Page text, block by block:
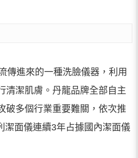
傳進來的一種洗臉儀器，利用
清潔肌膚。丹龍品牌全部自主
破多個行業重要難關，依次推
潔面儀連續3年占據國內潔面儀